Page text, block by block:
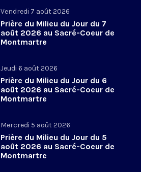
Vendredi 7 août 2026
Prière du Milieu du Jour du 7
août 2026 au Sacré-Coeur de
Montmartre
Jeudi 6 août 2026
Prière du Milieu du Jour du 6
août 2026 au Sacré-Coeur de
Montmartre
Mercredi 5 août 2026
Prière du Milieu du Jour du 5
août 2026 au Sacré-Coeur de
Montmartre